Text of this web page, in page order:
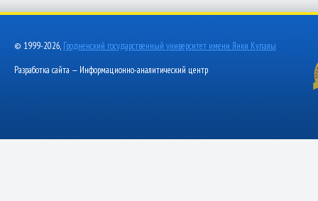
© 1999-2026, Гродненский государственный университет имени Янки Купалы
Разработка сайта — Информационно-аналитический центр